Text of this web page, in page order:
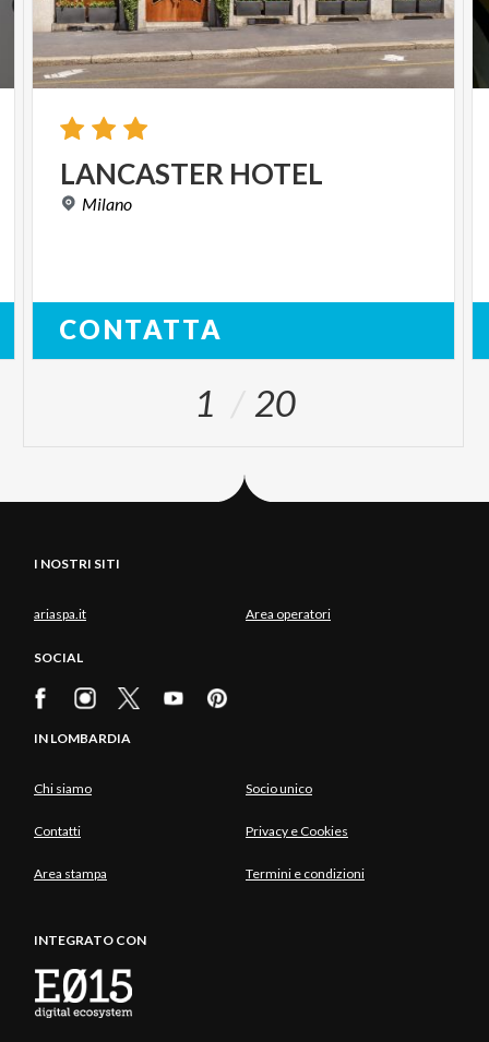
LANCASTER HOTEL
Milano
CONTATTA
1 20
I NOSTRI SITI
ariaspa.it Area operatori
SOCIAL
IN LOMBARDIA
Chi siamo Socio unico
Contatti Privacy e Cookies
Area stampa Termini e condizioni
INTEGRATO CON